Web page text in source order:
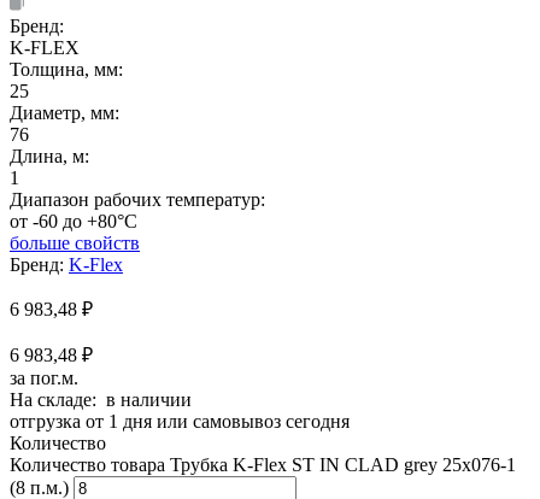
Бренд:
K-FLEX
Толщина, мм:
25
Диаметр, мм:
76
Длина, м:
1
Диапазон рабочих температур:
от -60 до +80°C
больше свойств
Бренд: K-Flex
6 983,48 ₽
6 983,48 ₽
за пог.м.
На складе: в наличии
отгрузка от 1 дня или самовывоз сегодня
Количество
Количество товара Трубка K-Flex ST IN CLAD grey 25х076-1
(8 п.м.)